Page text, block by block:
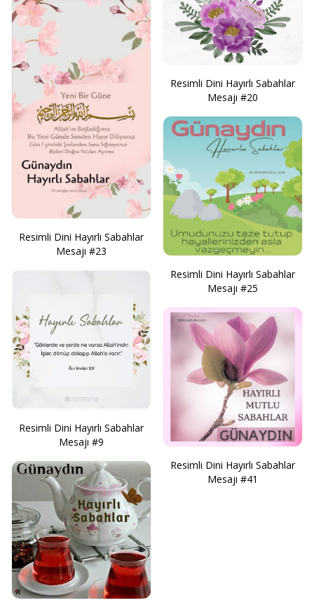
Resimli Dini Hayırlı Sabahlar
Mesajı #23
Resimli Dini Hayırlı Sabahlar
Mesajı #9
Resimli Dini Hayırlı Sabahlar
Mesajı #20
Resimli Dini Hayırlı Sabahlar
Mesajı #25
Resimli Dini Hayırlı Sabahlar
Mesajı #41